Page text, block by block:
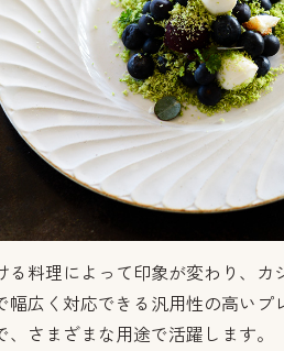
る料理によって印象が変わり、カ
幅広く対応できる汎用性の高いプ
、さまざまな用途で活躍します。